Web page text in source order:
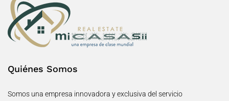
Quiénes Somos
Somos una empresa innovadora y exclusiva del servicio